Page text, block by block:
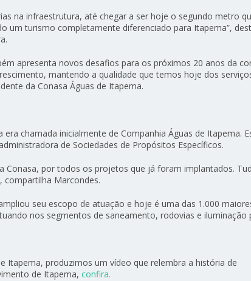
na infraestrutura, até chegar a ser hoje o segundo metro
um turismo completamente diferenciado para Itapema”,
apresenta novos desafios para os próximos 20 anos da
mantendo a qualidade que temos hoje dos
da Conasa Águas de Itapema.
chamada inicialmente de Companhia Águas de Itapema.
de Sociedades de Propósitos Específicos.
Conasa, por todos os projetos que já foram implantados.
compartilha Marcondes.
seu escopo de atuação e hoje é uma das 1.000
nos segmentos de saneamento, rodovias e iluminação
Itapema, produzimos um vídeo que relembra a história de
de Itapema,confira.